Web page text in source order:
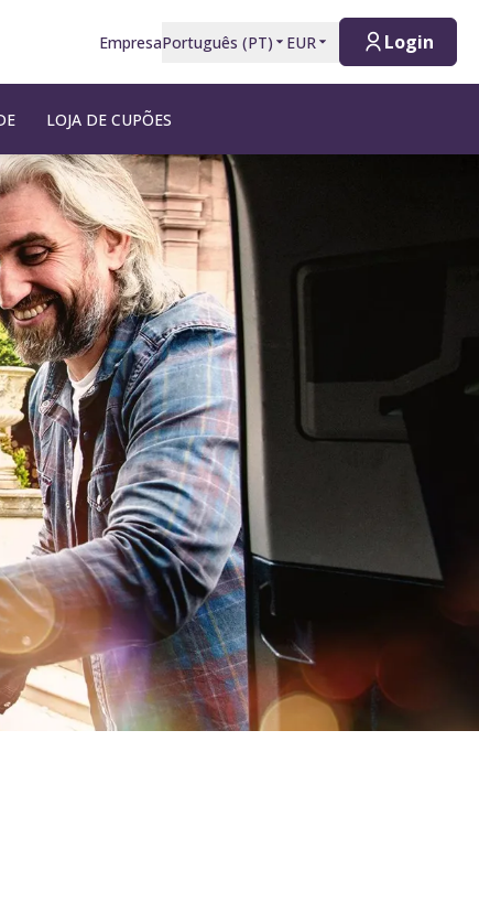
EmpresaPortuguês (PT) EUR Login
LOJA DE CUPÕES